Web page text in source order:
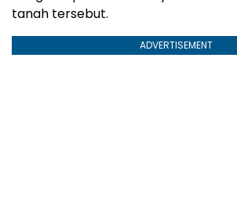
tanah tersebut.
ADVERTISEMENT